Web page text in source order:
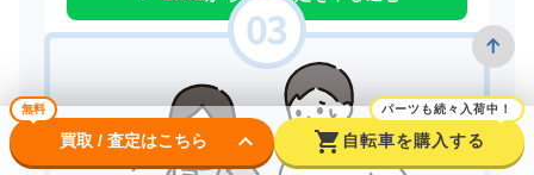
無料
買取 / 査定はこちら keyboard_arrow_down shopping_cart
パーツも続々入荷中！
自転車を購入する